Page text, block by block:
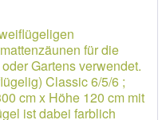
für die
Gartens verwendet.
Classic 6/5/6 ;
cm x Höhe 120 cm mit
ist dabei farblich